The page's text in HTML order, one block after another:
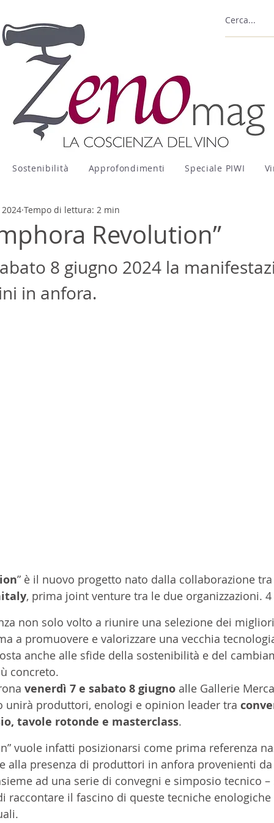
Sostenibilità Approfondimenti Speciale PIWI
Revolution”
Tempo di lettura: 2 min
8 giugno 2024 la
in anfora.
” è il nuovo progetto nato dalla collaborazione
, prima joint venture tra le due organizzazioni. 4
non solo volto a riunire una selezione dei
a promuovere e valorizzare una vecchia
anche alle sfide della sostenibilità e del
concreto.
venerdì 7 e sabato 8 giugno alle Gallerie
unirà produttori, enologi e opinion leader tra
tavole rotonde e masterclass.
vuole infatti posizionarsi come prima referenza
alla presenza di produttori in anfora provenienti
ad una serie di convegni e simposio tecnico
raccontare il fascino di queste tecniche enologiche